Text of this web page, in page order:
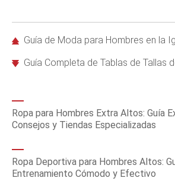
Guía de Moda para Hombres en la Iglesia:
Guía Completa de Tablas de Tallas de Ropa para
Ropa para Hombres Extra Altos: Guía
Consejos y Tiendas Especializadas
Ropa Deportiva para Hombres Altos:
Entrenamiento Cómodo y Efectivo